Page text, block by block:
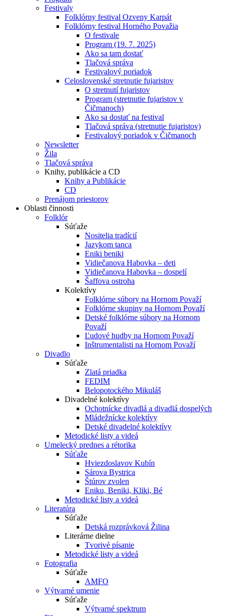
Festivaly
Folklórny festival Ozveny Karpát
Folklórny festival Horného Považia
O festivale
Program (19. 7. 2025)
Ako sa tam dostať
Tlačová správa
Festivalový poriadok
Celoslovenské stretnutie fujaristov
O stretnutí fujaristov
Program (stretnutie fujaristov v
Čičmanoch)
Ako sa dostať na festival
Tlačová správa (stretnutie fujaristov)
Festivalový poriadok v Čičmanoch
Newsletter
Žila
Tlačová správa
Knihy, publikácie a CD
Knihy a Publikácie
CD
Prenájom priestorov
Oblasti činnosti
Folklór
Súťaže
Nositelia tradícií
Jazykom tanca
Eniki beniki
Vidiečanova Habovka – deti
Vidiečanova Habovka – dospelí
Šaffova ostroha
Kolektívy
Folklórne súbory na Hornom Považí
Folklórne skupiny na Hornom Považí
Detské folklórne súbory na Hornom
Považí
Ľudové hudby na Hornom Považí
Inštrumentalisti na Hornom Považí
Divadlo
Súťaže
Zlatá priadka
FEDIM
Belopotockého Mikuláš
Divadelné kolektívy
Ochotnícke divadlá a divadlá dospelých
Mládežnícke kolektívy
Detské divadelné kolektívy
Metodické listy a videá
Umelecký prednes a rétorika
Súťaže
Hviezdoslavov Kubín
Sárova Bystrica
Štúrov zvolen
Eniku, Beniki, Kliki, Bé
Metodické listy a videá
Literatúra
Súťaže
Detská rozprávková Žilina
Literárne dielne
Tvorivé písanie
Metodické listy a videá
Fotografia
Súťaže
AMFO
Výtvarné umenie
Súťaže
Výtvarné spektrum